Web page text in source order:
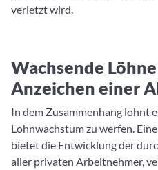
verletzt wird.
Wachsende
Anzeichen einer
In dem Zusammenhang lohnt
Lohnwachstum zu werfen.
bietet die Entwicklung der
aller privaten Arbeitnehmer,